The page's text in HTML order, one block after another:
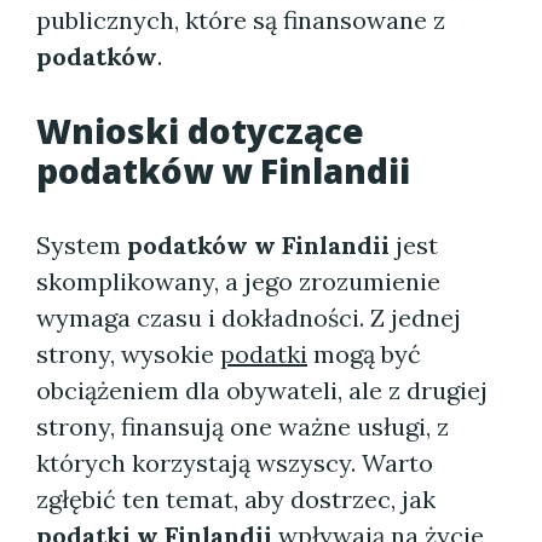
publicznych, które są finansowane z
podatków.
Wnioski dotyczące
podatków w Finlandii
System podatków w Finlandii jest
skomplikowany, a jego zrozumienie
wymaga czasu i dokładności. Z jednej
strony, wysokie podatki mogą być
obciążeniem dla obywateli, ale z drugiej
strony, finansują one ważne usługi, z
których korzystają wszyscy. Warto
zgłębić ten temat, aby dostrzec, jak
podatki w Finlandii wpływają na życie